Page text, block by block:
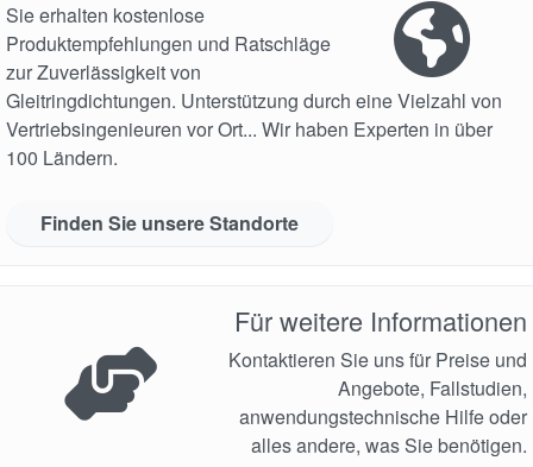
Sie erhalten kostenlose
Produktempfehlungen und Ratschläge
zur Zuverlässigkeit von
Gleitringdichtungen. Unterstützung durch eine Vielzahl von
Vertriebsingenieuren vor Ort... Wir haben Experten in über
100 Ländern.
Finden Sie unsere Standorte
Für weitere Informationen
Kontaktieren Sie uns für Preise und
Angebote, Fallstudien,
anwendungstechnische Hilfe oder
alles andere, was Sie benötigen.